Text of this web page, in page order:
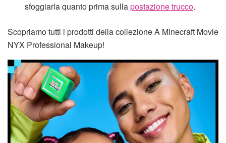
sfoggiarla quanto prima sullapostazione trucco.
Scopriamo tutti i prodotti della collezione A Minecraft Movie
NYX Professional Makeup!